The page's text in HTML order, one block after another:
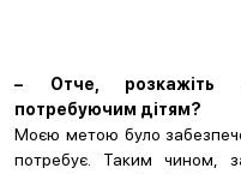
– Отче, розкажіть
потребуючим дітям?
Моєю метою було
потребує. Таким чином,